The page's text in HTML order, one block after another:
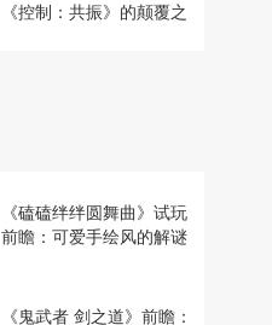
《控制：共振》的颠覆之
《磕磕绊绊圆舞曲》试玩
前瞻：可爱手绘风的解谜
《鬼武者 剑之道》前瞻：